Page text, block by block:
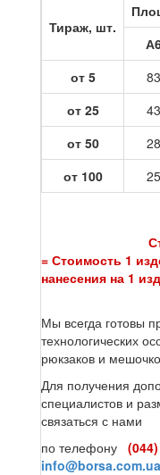
Тираж, шт.
от 5
83
от 25
43
от 50
28
от 100
25
Стоимость
= Стоимость 1
нанесения на 1
Мы всегда готовы
технологических
рюкзаков и
Для получения
специалистов и
связаться с нами
по телефону
info@borsa.com.ua